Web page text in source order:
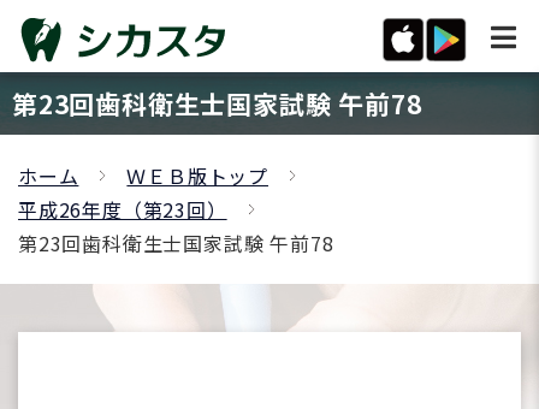
第23回歯科衛生士国家試験 午前78
ホーム
ＷＥＢ版トップ
平成26年度（第23回）
第23回歯科衛生士国家試験 午前78